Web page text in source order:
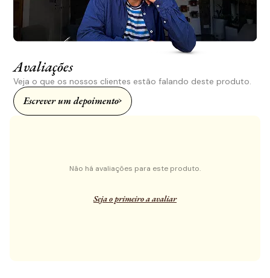
Avaliações
Veja o que os nossos clientes estão falando deste produto.
Escrever um depoimento
Não há avaliações para este produto.
Seja o primeiro a avaliar